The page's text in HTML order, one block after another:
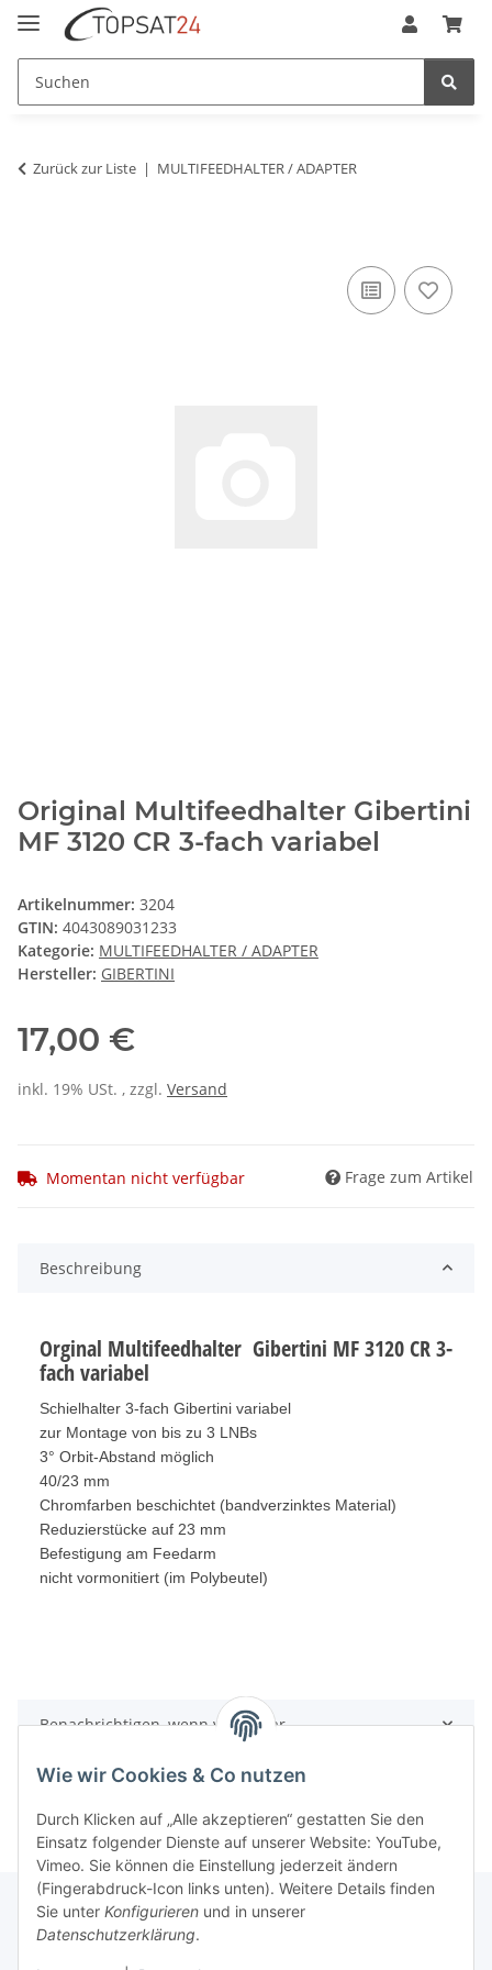
Wie wir Cookies & Co nutzen
Durch Klicken auf „Alle akzeptieren“ gestatten Sie den
Einsatz folgender Dienste auf unserer Website: YouTube,
Vimeo. Sie können die Einstellung jederzeit ändern
(Fingerabdruck-Icon links unten). Weitere Details finden
Sie unter Konfigurieren und in unserer
Datenschutzerklärung.
Zurück zur Liste MULTIFEEDHALTER / ADAPTER
Original Multifeedhalter Gibertini
MF 3120 CR 3-fach variabel
Artikelnummer: 3204
GTIN: 4043089031233
Kategorie: MULTIFEEDHALTER / ADAPTER
Hersteller: GIBERTINI
17,00 €
inkl. 19% USt. , zzgl. Versand
Momentan nicht verfügbar Frage zum Artikel
Beschreibung
Orginal Multifeedhalter Gibertini MF 3120 CR 3-
fach variabel
Schielhalter 3-fach Gibertini variabel
zur Montage von bis zu 3 LNBs
3° Orbit-Abstand möglich
40/23 mm
Chromfarben beschichtet (bandverzinktes Material)
Reduzierstücke auf 23 mm
Befestigung am Feedarm
nicht vormonitiert (im Polybeutel)
Benachrichtigen, wenn verfügbar